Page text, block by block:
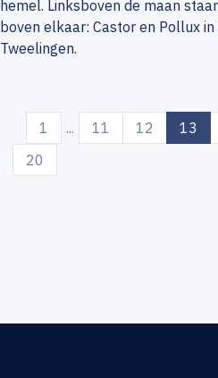
hemel. Linksboven de maan
boven elkaar: Castor en Pollux
Tweelingen.
1 ... 11 12 13
20